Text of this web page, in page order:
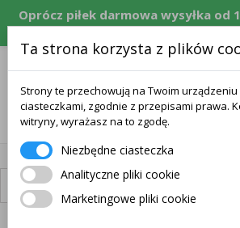
Oprócz piłek darmowa wysyłka od
równowartość w CZK, EUR, PLN,
Dostępna dostawa
Ta strona korzysta z plików
Strony te przechowują na Twoim
ciasteczkami, zgodnie z przepisami prawa.
witryny, wyrażasz na to zgodę.
Niezbędne ciasteczka
Analityczne pliki cookie
Marketingowe pliki cookie